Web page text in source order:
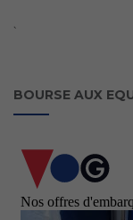
`
BOURSE AUX